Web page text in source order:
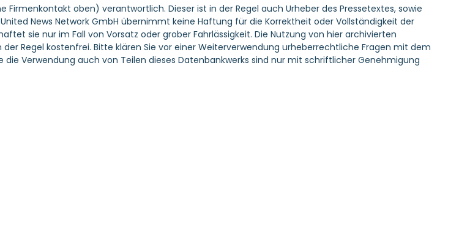
oben) verantwortlich. Dieser ist in der Regel auch Urheber des Pressetextes, sowie
News Network GmbH übernimmt keine Haftung für die Korrektheit oder Vollständigkeit der
sie nur im Fall von Vorsatz oder grober Fahrlässigkeit. Die Nutzung von hier archivierten
Regel kostenfrei. Bitte klären Sie vor einer Weiterverwendung urheberrechtliche Fragen mit dem
Verwendung auch von Teilen dieses Datenbankwerks sind nur mit schriftlicher Genehmigung